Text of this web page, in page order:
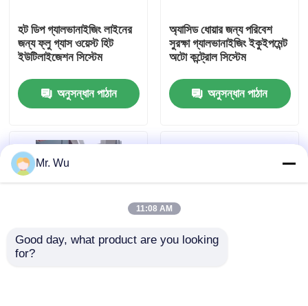
কারখানা পরিদর্শন
মান নিয়ন্ত্রণ
খবর
একটি উদ্ধৃতি অনুরোধ করুন
হট ডিপ গ্যালভানাইজিং লাইনের
জন্য ফ্লু গ্যাস ওয়েস্ট হিট
ইউটিলাইজেশন সিস্টেম
অনুসন্ধান পাঠান
অ্যাসিড ধোয়ার জন্য পরিবেশ
সুরক্ষা গ্যালভানাইজিং ইকুইপমেন্ট
অটো কন্ট্রোল সিস্টেম
অনুসন্ধান পাঠান
Mr. Wu
11:08 AM
Good day, what product are you looking
for?